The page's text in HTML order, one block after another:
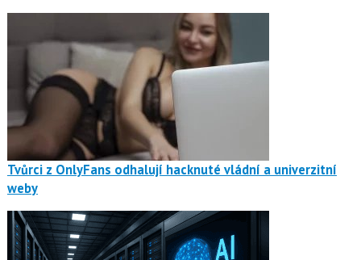
Tvůrci z OnlyFans odhalují hacknuté vládní a univerzitní
weby